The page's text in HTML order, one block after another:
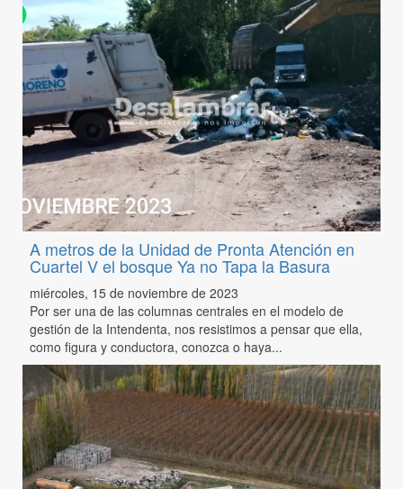
A metros de la Unidad de Pronta Atención en
Cuartel V el bosque Ya no Tapa la Basura
miércoles, 15 de noviembre de 2023
Por ser una de las columnas centrales en el modelo de
gestión de la Intendenta, nos resistimos a pensar que ella,
como figura y conductora, conozca o haya...